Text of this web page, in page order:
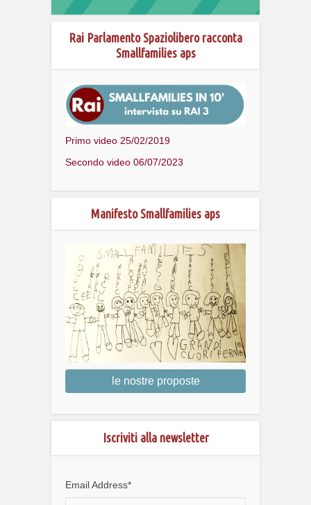
Rai Parlamento Spaziolibero racconta
Smallfamilies aps
Primo video 25/02/2019
Secondo video 06/07/2023
Manifesto Smallfamilies aps
le nostre proposte
Iscriviti alla newsletter
Email Address*